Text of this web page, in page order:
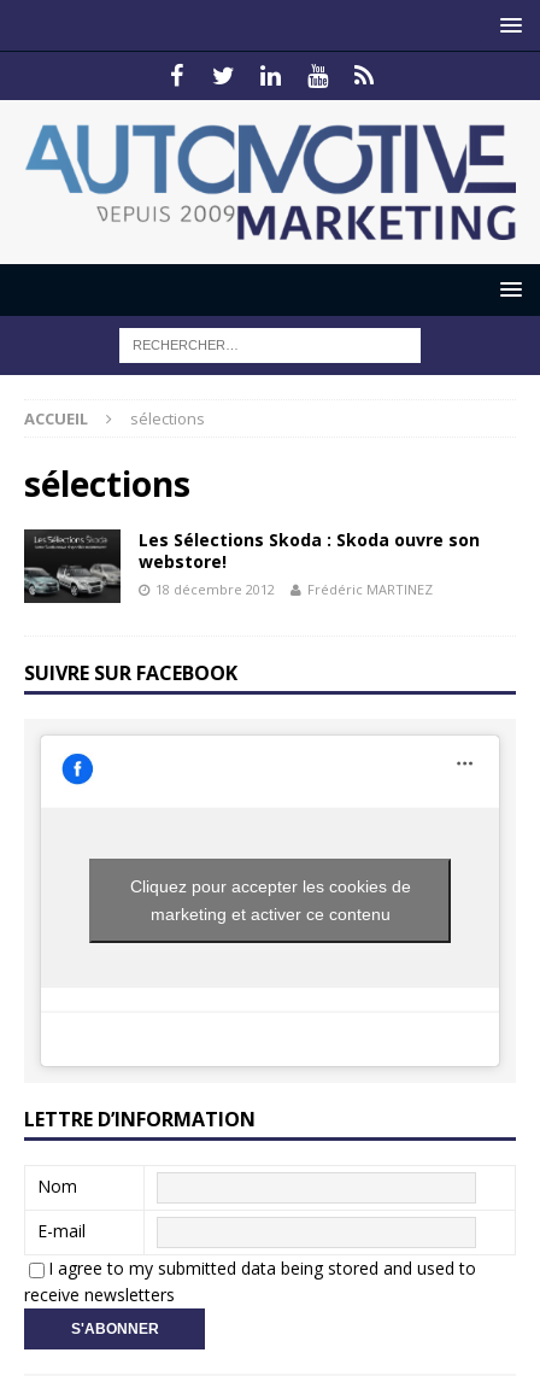
ACCUEIL sélections
sélections
Les Sélections Skoda : Skoda ouvre son
webstore!
18 décembre 2012 Frédéric MARTINEZ
SUIVRE SUR FACEBOOK
Cliquez pour accepter les cookies de
marketing et activer ce contenu
LETTRE D’INFORMATION
Nom
E-mail
I agree to my submitted data being stored and used to
receive newsletters